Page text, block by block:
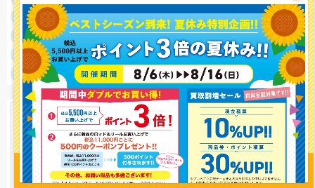
釣り情報を
投稿する
釣魚
アジ・サバ
釣り方
サビキ釣り
釣果
アジ1匹、サバ4匹
サイズ
アジ8ｃｍ、サバ20ｃｍ